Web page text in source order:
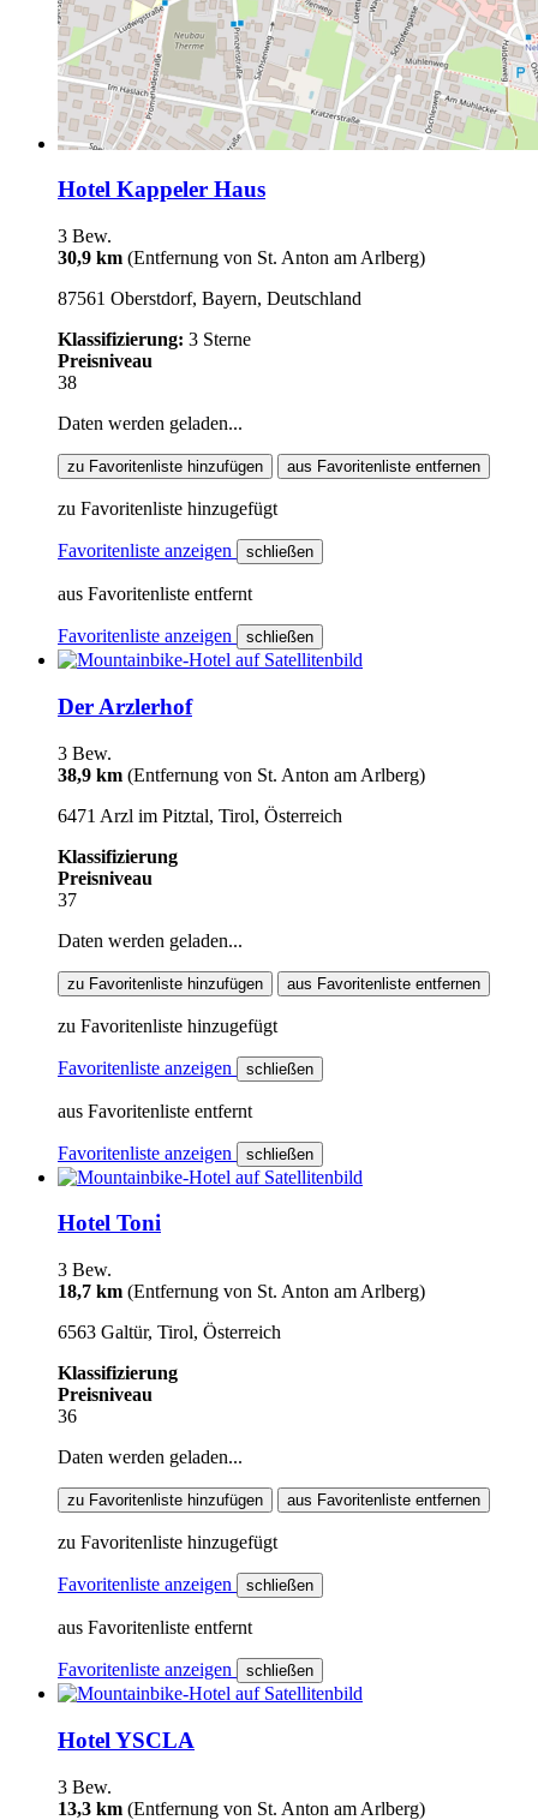
Hotel Kappeler Haus
3 Bew.
30,9 km (Entfernung von St. Anton am Arlberg)
87561 Oberstdorf, Bayern, Deutschland
Klassifizierung: 3 Sterne
Preisniveau
38
Daten werden geladen...
zu Favoritenliste hinzufügen aus Favoritenliste entfernen
zu Favoritenliste hinzugefügt
Favoritenliste anzeigen schließen
aus Favoritenliste entfernt
Favoritenliste anzeigen schließen
Der Arzlerhof
3 Bew.
38,9 km (Entfernung von St. Anton am Arlberg)
6471 Arzl im Pitztal, Tirol, Österreich
Klassifizierung
Preisniveau
37
Daten werden geladen...
zu Favoritenliste hinzufügen aus Favoritenliste entfernen
zu Favoritenliste hinzugefügt
Favoritenliste anzeigen schließen
aus Favoritenliste entfernt
Favoritenliste anzeigen schließen
Hotel Toni
3 Bew.
18,7 km (Entfernung von St. Anton am Arlberg)
6563 Galtür, Tirol, Österreich
Klassifizierung
Preisniveau
36
Daten werden geladen...
zu Favoritenliste hinzufügen aus Favoritenliste entfernen
zu Favoritenliste hinzugefügt
Favoritenliste anzeigen schließen
aus Favoritenliste entfernt
Favoritenliste anzeigen schließen
Hotel YSCLA
3 Bew.
13,3 km (Entfernung von St. Anton am Arlberg)